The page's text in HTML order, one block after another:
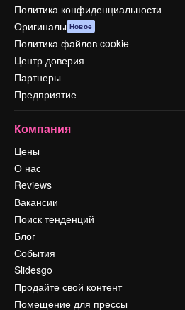
Политика конфиденциальности
Оригиналы Новое
Политика файлов cookie
Центр доверия
Партнеры
Предприятие
Компания
Цены
О нас
Reviews
Вакансии
Поиск тенденций
Блог
События
Slidesgo
Продайте свой контент
Помещение для прессы